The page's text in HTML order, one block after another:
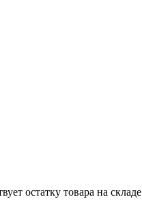
остатку товара на складе